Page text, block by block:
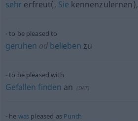
sehr erfreut(, Sie kennenzulernen),
to be pleased to
geruhen od belieben zu
to be pleased with
Gefallen finden an (DAT)
he was pleased as Punch